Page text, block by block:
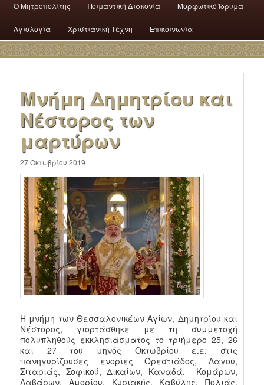
Ο Mητροπολίτης Ποιμαντική Διακονία Μορφωτικό Ίδρυμα
Αγιολογία Χριστιανική Τέχνη Επικοινωνία
Μνήμη Δημητρίου και
Νέστορος των
μαρτύρων
27 Οκτωβρίου 2019
Η μνήμη των Θεσσαλονικέων Αγίων, Δημητρίου και
Νέστορος, γιορτάσθηκε με τη συμμετοχή
πολυπληθούς εκκλησιάσματος το τριήμερο 25, 26
και 27 του μηνός Οκτωβρίου ε.ε. στις
πανηγυρίζουσες ενορίες Ορεστιάδος, Λαγού,
Σιταριάς, Σοφικού, Δικαίων, Καναδά, Κομάρων,
Λαβάρων, Αμορίου, Κυριακής, Καβύλης, Πολιάς,